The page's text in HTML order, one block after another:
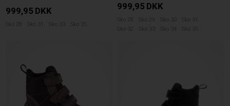
999,95 DKK
Sko 28 Sko 31 Sko 33 Sko 35
999,95 DKK
Sko 28 Sko 29 Sko 30
Sko 31
Sko 32
Sko 33 Sko 34 Sko 35